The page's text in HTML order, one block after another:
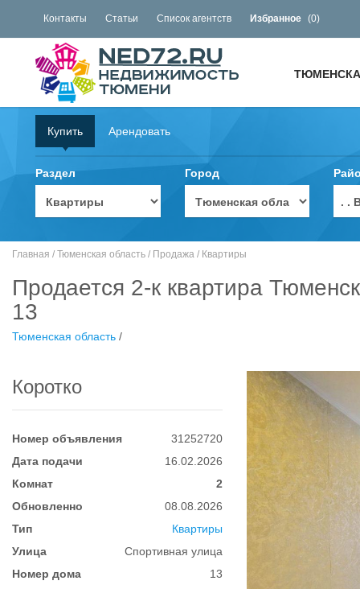
Контакты Статьи Список агентств Избранное (0)
Купить Арендовать
Раздел Город
. .
Главная / Тюменская область / Продажа / Квартиры
Продается 2-к квартира
13
Тюменская область /
Коротко
Номер объявления
31252720
Дата подачи
16.02.2026
Комнат
2
Обновленно
08.08.2026
Тип
Квартиры
Улица
Спортивная улица
Номер дома
13